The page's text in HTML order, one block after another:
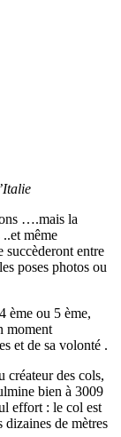
….mais la
même
succèderont entre
poses photos ou
ème ou 5 ème,
moment
et de sa volonté .
créateur des cols,
bien à 3009
effort : le col est
dizaines de mètres